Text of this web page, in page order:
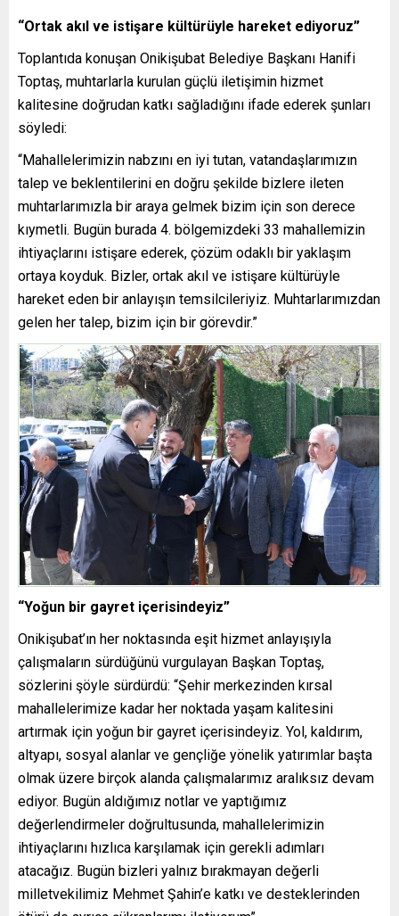
“Ortak akıl ve istişare kültürüyle hareket ediyoruz”
Toplantıda konuşan Onikişubat Belediye Başkanı Hanifi
Toptaş, muhtarlarla kurulan güçlü iletişimin hizmet
kalitesine doğrudan katkı sağladığını ifade ederek şunları
söyledi:
“Mahallelerimizin nabzını en iyi tutan, vatandaşlarımızın
talep ve beklentilerini en doğru şekilde bizlere ileten
muhtarlarımızla bir araya gelmek bizim için son derece
kıymetli. Bugün burada 4. bölgemizdeki 33 mahallemizin
ihtiyaçlarını istişare ederek, çözüm odaklı bir yaklaşım
ortaya koyduk. Bizler, ortak akıl ve istişare kültürüyle
hareket eden bir anlayışın temsilcileriyiz. Muhtarlarımızdan
gelen her talep, bizim için bir görevdir.”
“Yoğun bir gayret içerisindeyiz”
Onikişubat’ın her noktasında eşit hizmet anlayışıyla
çalışmaların sürdüğünü vurgulayan Başkan Toptaş,
sözlerini şöyle sürdürdü: “Şehir merkezinden kırsal
mahallelerimize kadar her noktada yaşam kalitesini
artırmak için yoğun bir gayret içerisindeyiz. Yol, kaldırım,
altyapı, sosyal alanlar ve gençliğe yönelik yatırımlar başta
olmak üzere birçok alanda çalışmalarımız aralıksız devam
ediyor. Bugün aldığımız notlar ve yaptığımız
değerlendirmeler doğrultusunda, mahallelerimizin
ihtiyaçlarını hızlıca karşılamak için gerekli adımları
atacağız. Bugün bizleri yalnız bırakmayan değerli
milletvekilimiz Mehmet Şahin’e katkı ve desteklerinden